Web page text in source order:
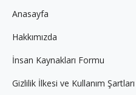
new
window
new
window
Anasayfa
Hakkımızda
İnsan Kaynakları Formu
Gizlilik İlkesi ve Kullanım Şartları